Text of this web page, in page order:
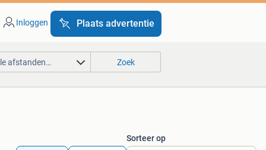
Inloggen Plaats advertentie
afstanden… Zoek
Sorteer op